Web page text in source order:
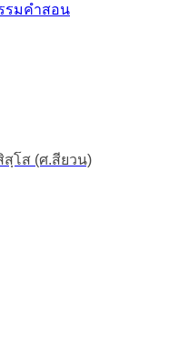
รมคำสอน
โส (ศ.สียวน)